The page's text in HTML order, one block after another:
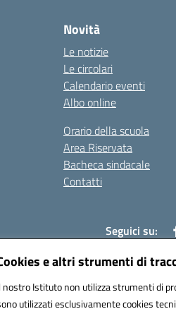
e altri strumenti di
nostro Istituto non utilizza strumenti di
utilizzati esclusivamente cookies
Novità
Le notizie
Le circolari
Calendario eventi
Albo online
Orario della scuola
Area Riservata
Bacheca sindacale
Contatti
Seguici su: